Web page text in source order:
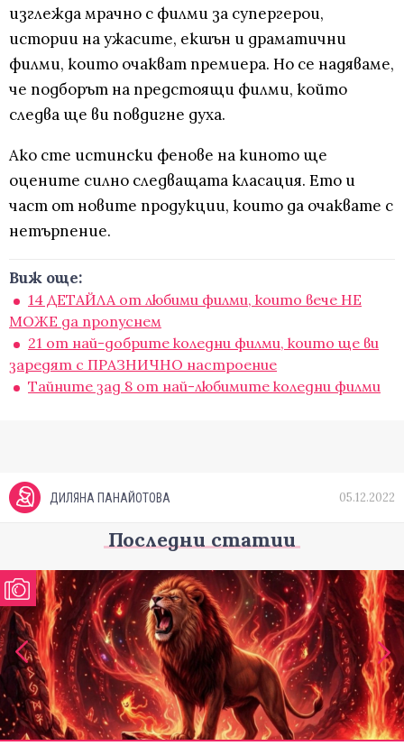
изглежда мрачно с филми за супергерои,
истории на ужасите, екшън и драматични
филми, които очакват премиера. Но се надяваме,
че подборът на предстоящи филми, който
следва ще ви повдигне духа.
Ако сте истински фенове на киното ще
оцените силно следващата класация. Ето и
част от новите продукции, които да очаквате с
нетърпение.
Виж още:
14 ДЕТАЙЛА от любими филми, които вече НЕ
МОЖЕ да пропуснем
21 от най-добрите коледни филми, които ще ви
заредят с ПРАЗНИЧНО настроение
Тайните зад 8 от най-любимите коледни филми
ДИЛЯНА ПАНАЙОТОВА 05.12.2022
Последни статии